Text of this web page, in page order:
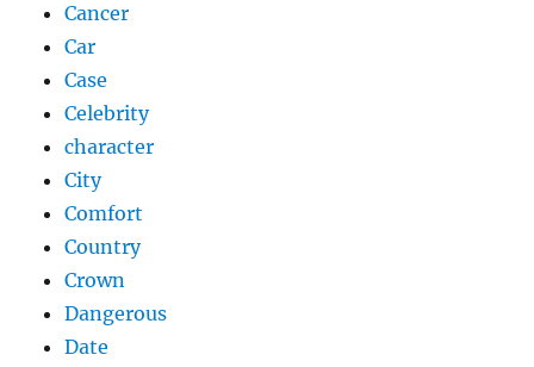
Cancer
Car
Case
Celebrity
character
City
Comfort
Country
Crown
Dangerous
Date